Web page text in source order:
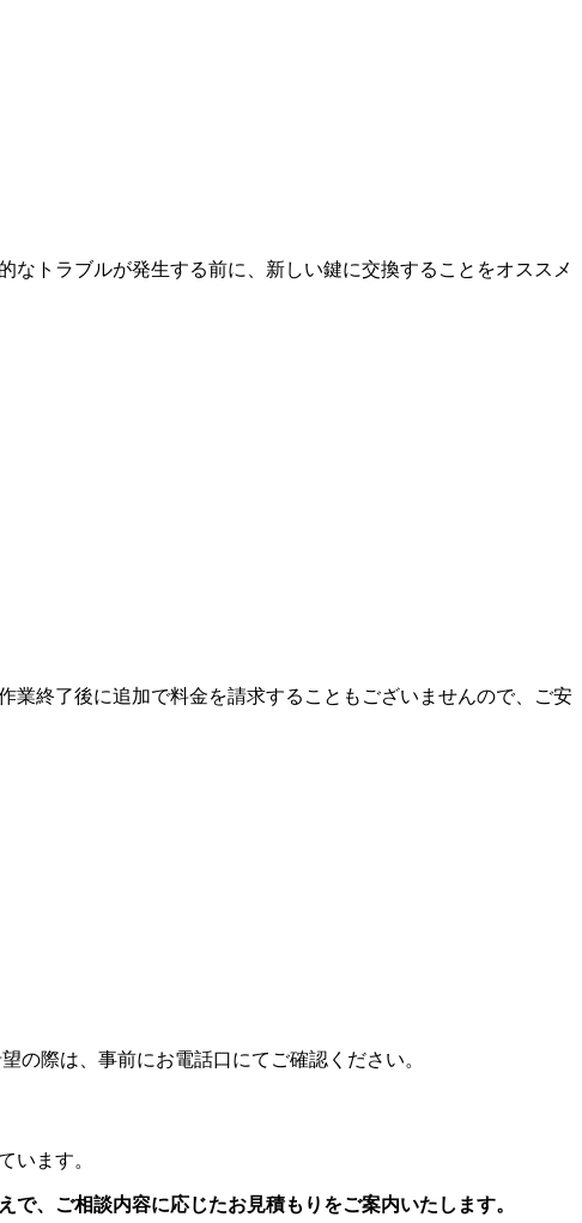
トラブルが発生する前に、新しい鍵に交換することをオススメ
業終了後に追加で料金を請求することもございませんので、ご安
の際は、事前にお電話口にてご確認ください。
います。
、ご相談内容に応じたお見積もりをご案内いたします。